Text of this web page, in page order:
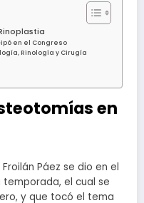
en el Congreso
Rinología y Cirugía
en
Páez se dio en el
el cual se
y que tocó el tema